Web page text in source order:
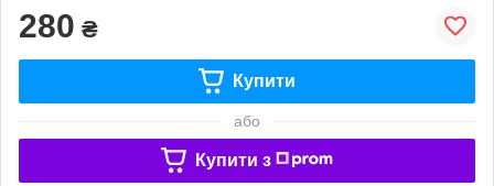
280 ₴
Купити
або
Купити з